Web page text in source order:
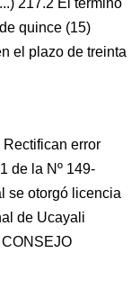
217.2 El término
quince (15)
el plazo de treinta
error
de la Nº 149-
se otorgó licencia
de Ucayali